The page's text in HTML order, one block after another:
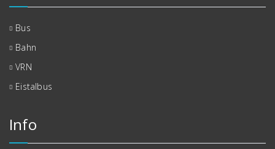
Bus
Bahn
VRN
Eistalbus
Info